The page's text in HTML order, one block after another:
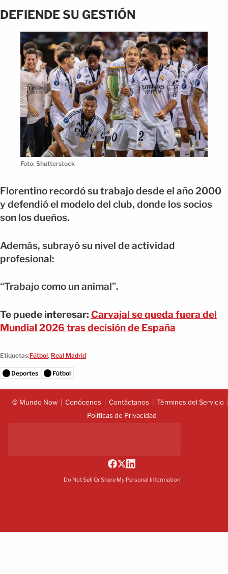
DEFIENDE SU GESTIÓN
Foto: Shutterstock
Florentino recordó su trabajo desde el año 2000
y defendió el modelo del club, donde los socios
son los dueños.
Además, subrayó su nivel de actividad
profesional:
“Trabajo como un animal”.
Te puede interesar: Carvajal se queda fuera del
Mundial 2026 tras decisión de España
Etiquetas:Fútbol, Real Madrid
Deportes Fútbol
© Mundo Now Conócenos Contáctanos
Términos del Servicio
Políticas de Privacidad
Do Not Sell Or Share My Personal Information